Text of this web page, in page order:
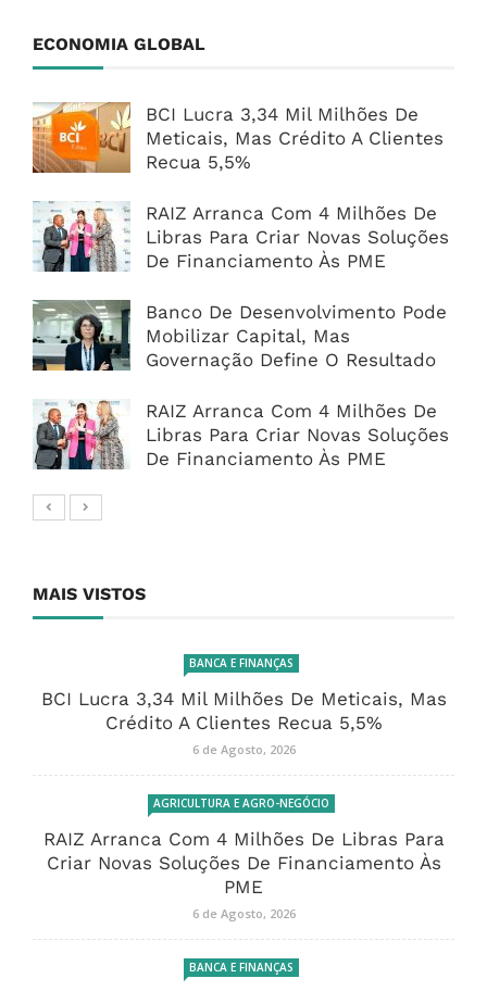
ECONOMIA GLOBAL
BCI Lucra 3,34 Mil Milhões De
Meticais, Mas Crédito A Clientes
Recua 5,5%
RAIZ Arranca Com 4 Milhões De
Libras Para Criar Novas Soluções
De Financiamento Às PME
Banco De Desenvolvimento Pode
Mobilizar Capital, Mas
Governação Define O Resultado
RAIZ Arranca Com 4 Milhões De
Libras Para Criar Novas Soluções
De Financiamento Às PME
MAIS VISTOS
BANCA E FINANÇAS
BCI Lucra 3,34 Mil Milhões De Meticais, Mas
Crédito A Clientes Recua 5,5%
6 de Agosto, 2026
AGRICULTURA E AGRO-NEGÓCIO
RAIZ Arranca Com 4 Milhões De Libras Para
Criar Novas Soluções De Financiamento Às
PME
6 de Agosto, 2026
BANCA E FINANÇAS